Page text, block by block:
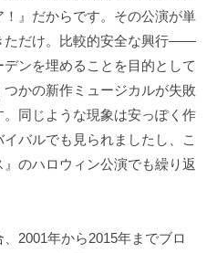
』だからです。その公演が単
ただけ。比較的安全な興行――
ンを埋めることを目的として
かの新作ミュージカルが失敗
同じような現象は安っぽく作
バルでも見られましたし、こ
のハロウィン公演でも繰り返
2001年から2015年までブロ